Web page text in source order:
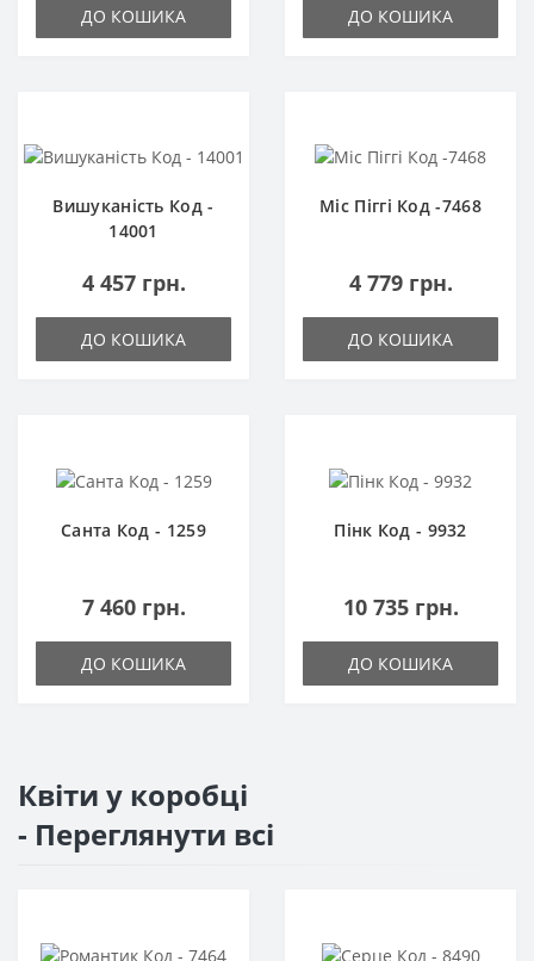
ДО КОШИКА ДО КОШИКА
Вишуканість Код -
14001
4 457 грн.
ДО КОШИКА
Міс Піггі Код -7468
4 779 грн.
ДО КОШИКА
Санта Код - 1259
7 460 грн.
ДО КОШИКА
Пінк Код - 9932
10 735 грн.
ДО КОШИКА
Квіти у коробці
- Переглянути всі